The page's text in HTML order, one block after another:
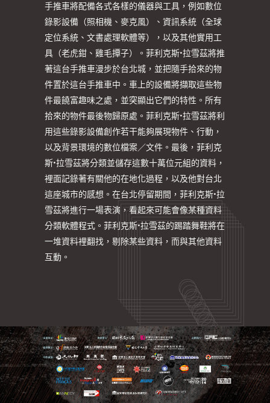
手推車將配備各式各樣的儀器與工具，例如數位
錄影設備（照相機、麥克風）、資訊系統（全球
定位系統、文書處理軟體等），以及其他實用工
具（老虎鉗、雞毛撢子）。菲利克斯•拉雪茲將推
著這台手推車漫步於台北城，並把隨手拾來的物
件置於這台手推車中。車上的設備將擷取這些物
件最饒富趣味之處，並突顯出它們的特性。所有
拾來的物件最後物歸原處。菲利克斯•拉雪茲將利
用這些錄影設備創作若干能夠展現物件、行動，
以及背景環境的數位檔案／文件。最後，菲利克
斯•拉雪茲將分類並儲存這數十萬位元組的資料，
裡面記錄著有關他的在地化過程，以及他對台北
這座城市的感想。在台北停留期間，菲利克斯•拉
雪茲將進行一場表演，看起來可能會像某種資料
分類軟體程式。菲利克斯•拉雪茲的踢踏舞鞋將在
一堆資料裡翻找，剔除某些資料，而與其他資料
互動。